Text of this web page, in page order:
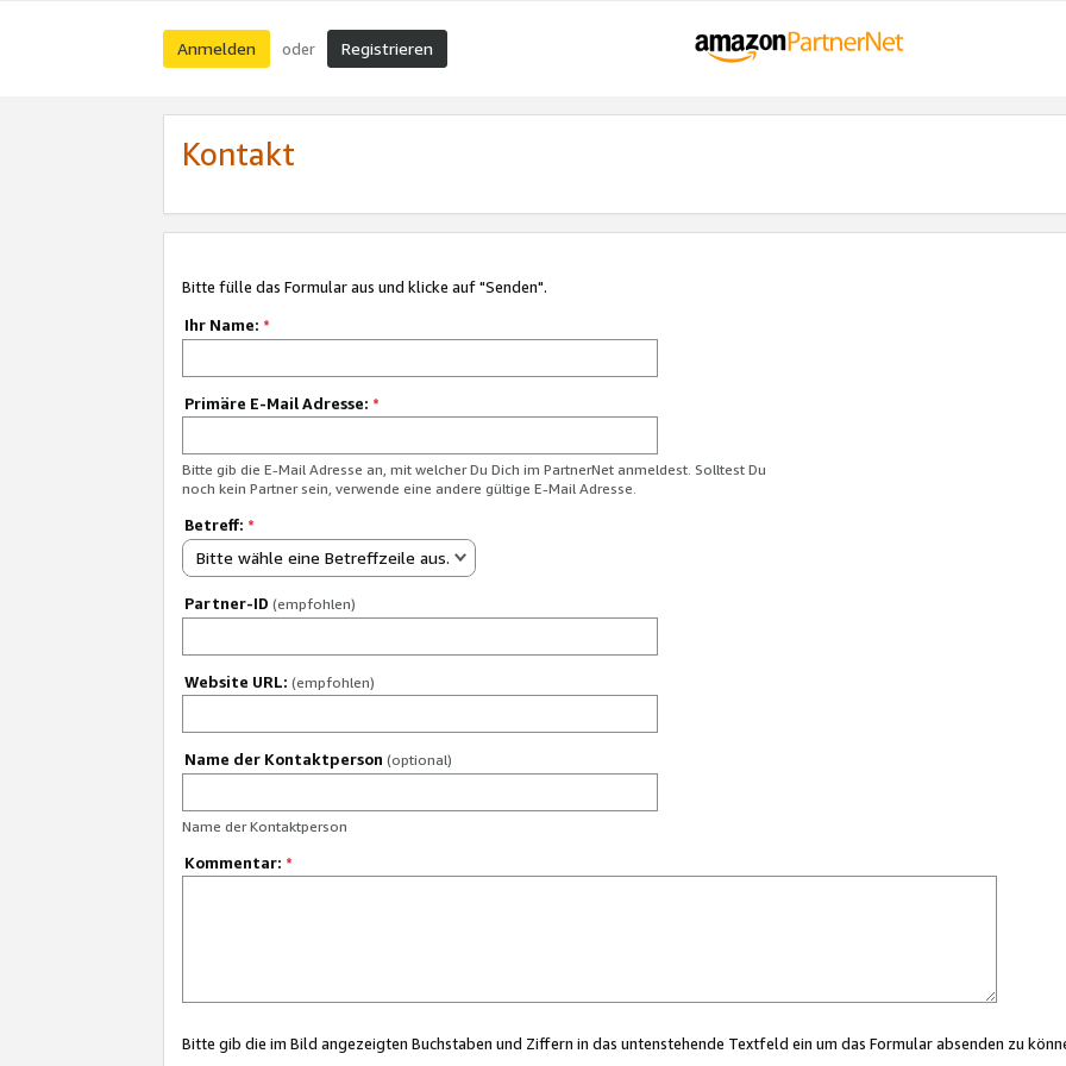
Anmelden oder Registrieren
Kontakt
Bitte fülle das Formular aus und klicke auf "Senden".
Ihr Name: *
Primäre E-Mail Adresse: *
Bitte gib die E-Mail Adresse an, mit welcher Du Dich im PartnerNet anmeldest. Solltest Du
noch kein Partner sein, verwende eine andere gültige E-Mail Adresse.
Betreff: *
Bitte wähle eine Betreffzeile aus.
Partner-ID (empfohlen)
Website URL: (empfohlen)
Name der Kontaktperson (optional)
Name der Kontaktperson
Kommentar: *
Bitte gib die im Bild angezeigten Buchstaben und Ziffern in das untenstehende Textfeld ein um das Formular absenden zu